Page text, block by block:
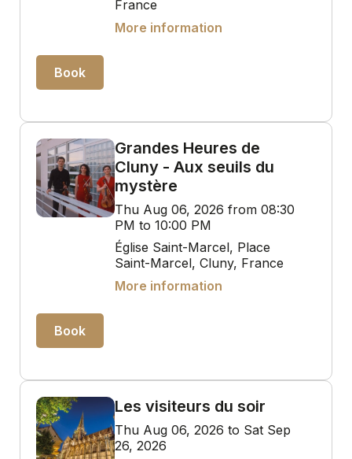
France
More information
Book
Grandes Heures de
Cluny - Aux seuils du
mystère
Thu Aug 06, 2026 from 08:30
PM to 10:00 PM
Église Saint-Marcel, Place
Saint-Marcel, Cluny, France
More information
Book
Les visiteurs du soir
Thu Aug 06, 2026 to Sat Sep
26, 2026